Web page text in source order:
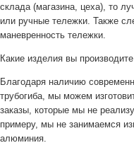
склада (магазина, цеха), то
или ручные тележки. Также
маневренность тележки.
Какие изделия вы
Благодаря наличию
трубогиба, мы можем
заказы, которые мы не
примеру, мы не занимаемся
алюминия.